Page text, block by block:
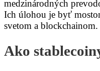
medzinárodných
Ich úlohou je byť
svetom a blockchainom.
Ako